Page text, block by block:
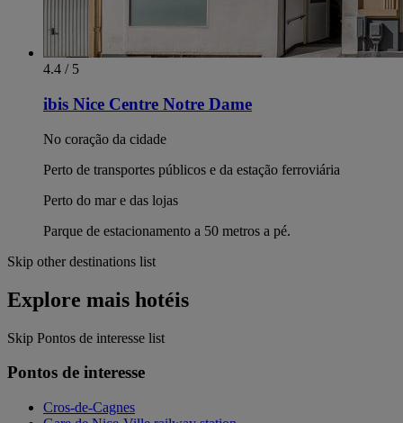
4.4 / 5
ibis Nice Centre Notre Dame
No coração da cidade
Perto de transportes públicos e da estação ferroviária
Perto do mar e das lojas
Parque de estacionamento a 50 metros a pé.
Skip other destinations list
Explore mais hotéis
Skip Pontos de interesse list
Pontos de interesse
Cros-de-Cagnes